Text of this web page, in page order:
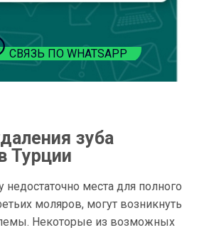
СВЯЗЬ ПО WHATSAPP
зуба
Турции
места для полного
моляров, могут возникнуть
Некоторые из возможных